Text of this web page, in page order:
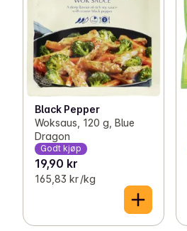
Black Pepper
Woksaus, 120 g, Blue
Dragon
Godt kjøp
19,90 kr
165,83 kr /kg